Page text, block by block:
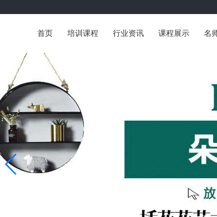
首页 培训课程 行业资讯 课程展示 名